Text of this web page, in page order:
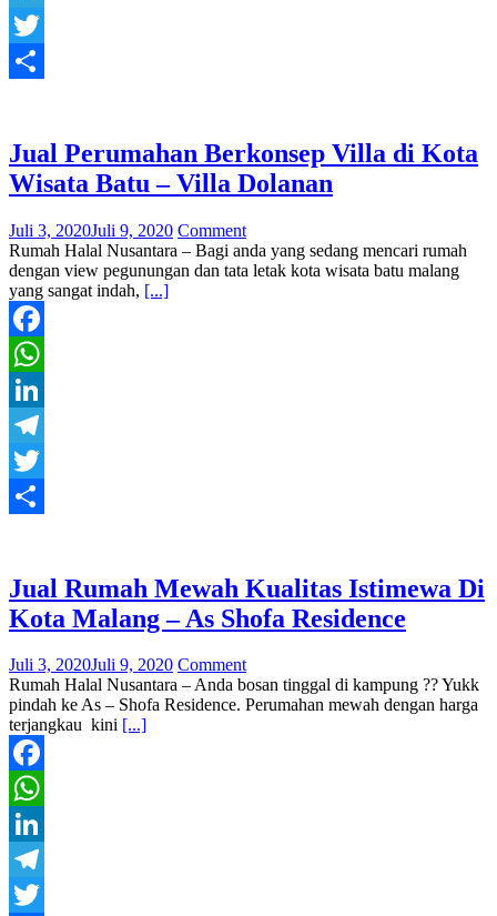
Telegram
Twitter
Jual Perumahan Berkonsep Villa di Kota
Wisata Batu – Villa Dolanan
Juli 3, 2020Juli 9, 2020 Comment
Rumah Halal Nusantara – Bagi anda yang sedang mencari rumah
dengan view pegunungan dan tata letak kota wisata batu malang
yang sangat indah, [...]
Facebook
WhatsApp
LinkedIn
Telegram
Twitter
Jual Rumah Mewah Kualitas Istimewa Di
Kota Malang – As Shofa Residence
Juli 3, 2020Juli 9, 2020 Comment
Rumah Halal Nusantara – Anda bosan tinggal di kampung ?? Yukk
pindah ke As – Shofa Residence. Perumahan mewah dengan harga
terjangkau kini [...]
Facebook
WhatsApp
LinkedIn
Telegram